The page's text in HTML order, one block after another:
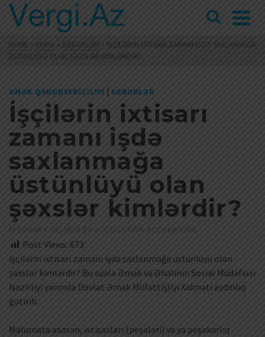
HOME » VERGI » XƏBƏRLƏR » İŞÇILƏRIN IXTISARI ZAMANI IŞDƏ SAXLANMAĞA
ÜSTÜNLÜYÜ OLAN ŞƏXSLƏR KIMLƏRDIR?
ƏMƏK QANUNVERICILIYI | XƏBƏRLƏR
İşçilərin ixtisarı
zamanı işdə
saxlanmağa
üstünlüyü olan
şəxslər kimlərdir?
FEBRUARY 26, 2026 BY ACCOUNTING ACCOUNTING
Post Views: 673
İşçilərin ixtisarı zamanı işdə saxlanmağa üstünlüyü olan
şəxslər kimlərdir? Bu suala Əmək və Əhalinin Sosial Müdafiəsi
Nazirliyi yanında Dövlət Əmək Müfəttişliyi Xidməti aydınlıq
gətirib.
Məlumata əsasən, ixtisasları (peşələri) və ya peşəkarlıq